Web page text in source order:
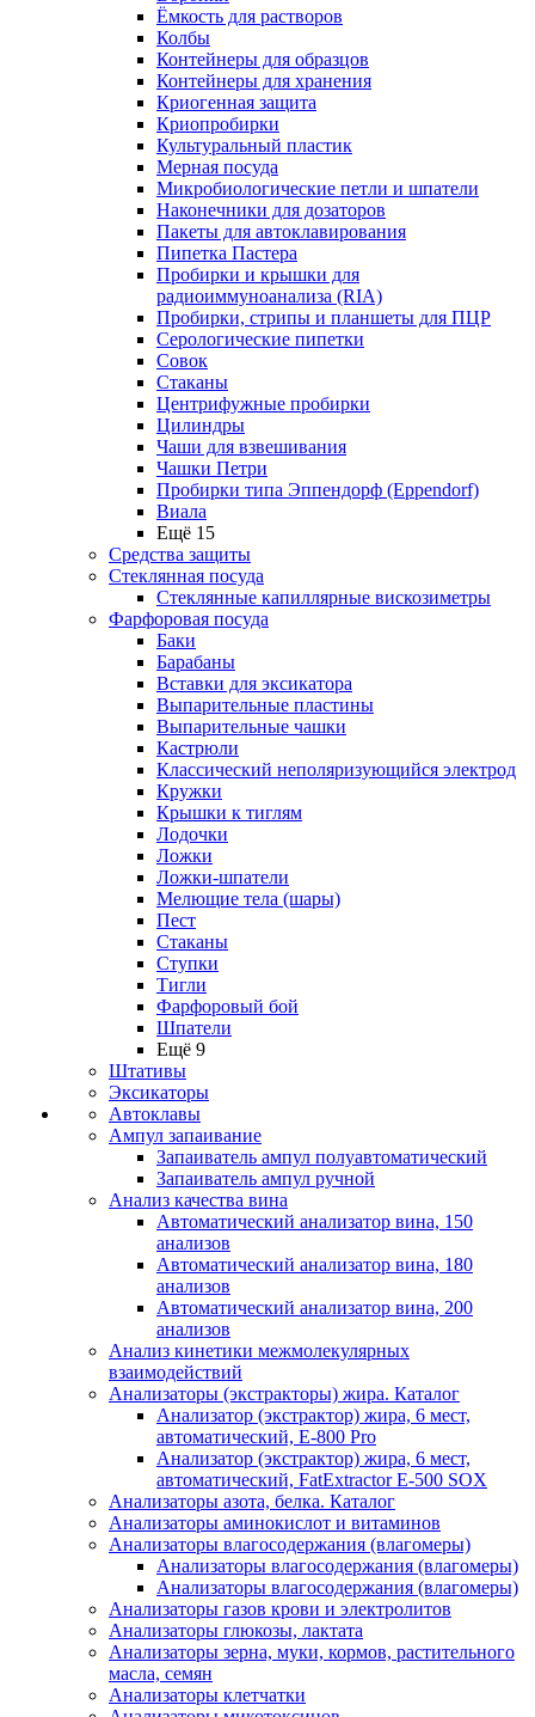
Ёмкость для растворов
Колбы
Контейнеры для образцов
Контейнеры для хранения
Криогенная защита
Криопробирки
Культуральный пластик
Мерная посуда
Микробиологические петли и шпатели
Наконечники для дозаторов
Пакеты для автоклавирования
Пипетка Пастера
Пробирки и крышки для
радиоиммуноанализа (RIA)
Пробирки, стрипы и планшеты для ПЦР
Серологические пипетки
Совок
Стаканы
Центрифужные пробирки
Цилиндры
Чаши для взвешивания
Чашки Петри
Пробирки типа Эппендорф (Eppendorf)
Виала
Ещё 15
Средства защиты
Стеклянная посуда
Стеклянные капиллярные вискозиметры
Фарфоровая посуда
Баки
Барабаны
Вставки для эксикатора
Выпарительные пластины
Выпарительные чашки
Кастрюли
Классический неполяризующийся электрод
Кружки
Крышки к тиглям
Лодочки
Ложки
Ложки-шпатели
Мелющие тела (шары)
Пест
Стаканы
Ступки
Тигли
Фарфоровый бой
Шпатели
Ещё 9
Штативы
Эксикаторы
Автоклавы
Ампул запаивание
Запаиватель ампул полуавтоматический
Запаиватель ампул ручной
Анализ качества вина
Автоматический анализатор вина, 150
анализов
Автоматический анализатор вина, 180
анализов
Автоматический анализатор вина, 200
анализов
Анализ кинетики межмолекулярных
взаимодействий
Анализаторы (экстракторы) жира. Каталог
Анализатор (экстрактор) жира, 6 мест,
автоматический, E-800 Pro
Анализатор (экстрактор) жира, 6 мест,
автоматический, FatExtractor E-500 SOX
Анализаторы азота, белка. Каталог
Анализаторы аминокислот и витаминов
Анализаторы влагосодержания (влагомеры)
Анализаторы влагосодержания (влагомеры)
Анализаторы влагосодержания (влагомеры)
Анализаторы газов крови и электролитов
Анализаторы глюкозы, лактата
Анализаторы зерна, муки, кормов, растительного
масла, семян
Анализаторы клетчатки